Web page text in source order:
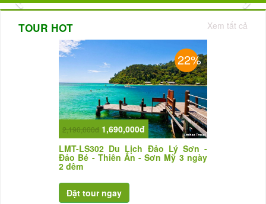
Previous
TOUR HOT Xem tất cả
22%
2,190,000đ 1,690,000đ
LMT-LS302 Du Lịch Đảo Lý Sơn -
Đảo Bé - Thiên Ấn - Sơn Mỹ 3 ngày
2 đêm